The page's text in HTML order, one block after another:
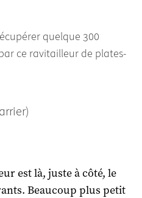
quelque 300
ce ravitailleur de plates-
est là, juste à côté, le
Beaucoup plus petit